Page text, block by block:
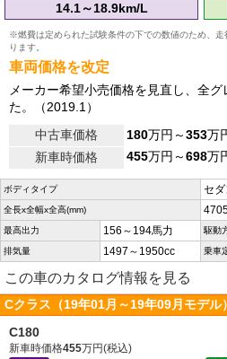
14.1～18.9km/L
※燃費は定められた試験条件の下での数値のため、
ります。
車両価格を改定
メーカー希望小売価格を見直し、全
た。（2019.1）
中古車価格
180万円～353万
新車時価格
455万円～698万
ボディタイプ セダ
全長x全幅x全高(mm)
最高出力 156～194馬力 駆動
排気量 1497～1950cc 乗車
この車のカタログ情報を見る
Cクラス（19年01月～19年09月モデル
C180
新車時価格455万円(税込)